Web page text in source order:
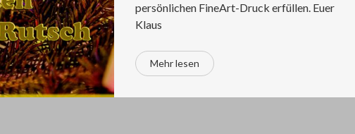
persönlichen FineArt-Druck erfüllen. Euer
Klaus
Mehr lesen